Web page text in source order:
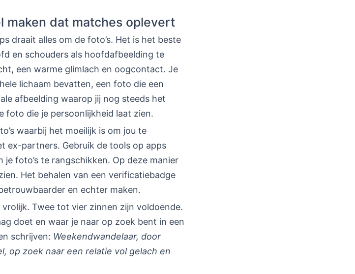
maken dat matches oplevert
draait alles om de foto’s. Het is het beste
en schouders als hoofdafbeelding te
een warme glimlach en oogcontact. Je
lichaam bevatten, een foto die een
afbeelding waarop jij nog steeds het
foto die je persoonlijkheid laat zien.
waarbij het moeilijk is om jou te
ex-partners. Gebruik de tools op apps
je foto’s te rangschikken. Op deze manier
Het behalen van een verificatiebadge
en echter maken.
Twee tot vier zinnen zijn voldoende.
doet en waar je naar op zoek bent in een
schrijven: Weekendwandelaar, door
op zoek naar een relatie vol gelach en